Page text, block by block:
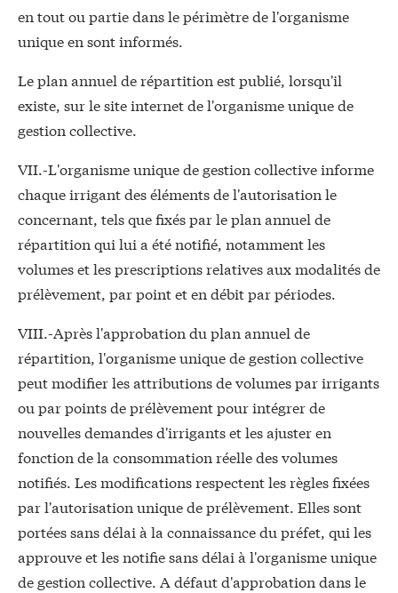
en tout ou partie dans le périmètre de l'organisme
unique en sont informés.
Le plan annuel de répartition est publié, lorsqu'il
existe, sur le site internet de l'organisme unique de
gestion collective.
VII.-L'organisme unique de gestion collective informe
chaque irrigant des éléments de l'autorisation le
concernant, tels que fixés par le plan annuel de
répartition qui lui a été notifié, notamment les
volumes et les prescriptions relatives aux modalités de
prélèvement, par point et en débit par périodes.
VIII.-Après l'approbation du plan annuel de
répartition, l'organisme unique de gestion collective
peut modifier les attributions de volumes par irrigants
ou par points de prélèvement pour intégrer de
nouvelles demandes d'irrigants et les ajuster en
fonction de la consommation réelle des volumes
notifiés. Les modifications respectent les règles fixées
par l'autorisation unique de prélèvement. Elles sont
portées sans délai à la connaissance du préfet, qui les
approuve et les notifie sans délai à l'organisme unique
de gestion collective. A défaut d'approbation dans le